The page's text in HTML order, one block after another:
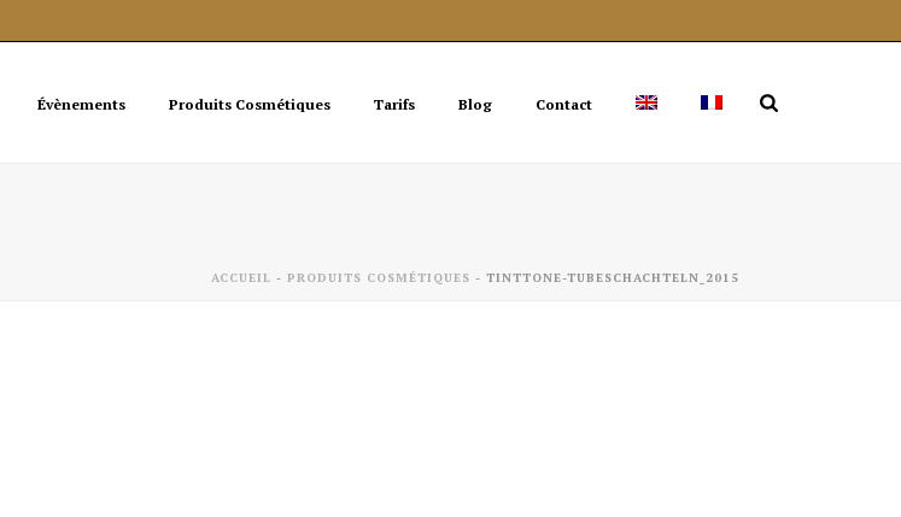
Évènements Produits Cosmétiques Tarifs Blog Contact
ACCUEIL - PRODUITS COSMÉTIQUES - TINTTONE-TUBESCHACHTELN_2015